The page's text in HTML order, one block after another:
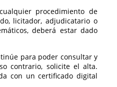
procedimiento de
licitador, adjudicatario o
deberá estar dado
para poder consultar y
contrario, solicite el alta.
con un certificado digital